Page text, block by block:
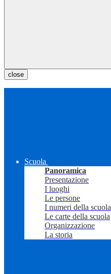
close
Scuola
Panoramica
Presentazione
I luoghi
Le persone
I numeri della scuola
Le carte della scuola
Organizzazione
La storia